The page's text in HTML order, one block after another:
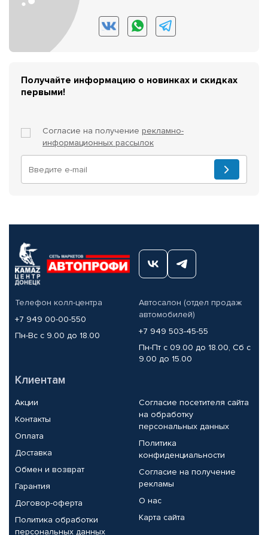
Получайте информацию о новинках и скидках
первыми!
Согласие на получение рекламно-
информационных рассылок
Телефон колл-центра
+7 949 00-00-550
Пн-Вс с 9.00 до 18.00
Автосалон (отдел продаж
автомобилей)
+7 949 503-45-55
Пн-Пт с 09.00 до 18.00, Сб с
9.00 до 15.00
Клиентам
Акции
Контакты
Оплата
Доставка
Обмен и возврат
Гарантия
Договор-оферта
Политика обработки
персональных данных
Согласие посетителя сайта
на обработку
персональных данных
Политика
конфиденциальности
Согласие на получение
рекламы
О нас
Карта сайта